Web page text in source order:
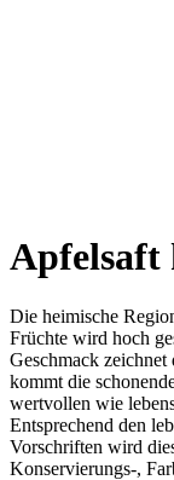
Apfelsaft
Die heimische
Früchte wird hoch
Geschmack
kommt die
wertvollen wie
Entsprechend den
Vorschriften wird
Konservierungs-,